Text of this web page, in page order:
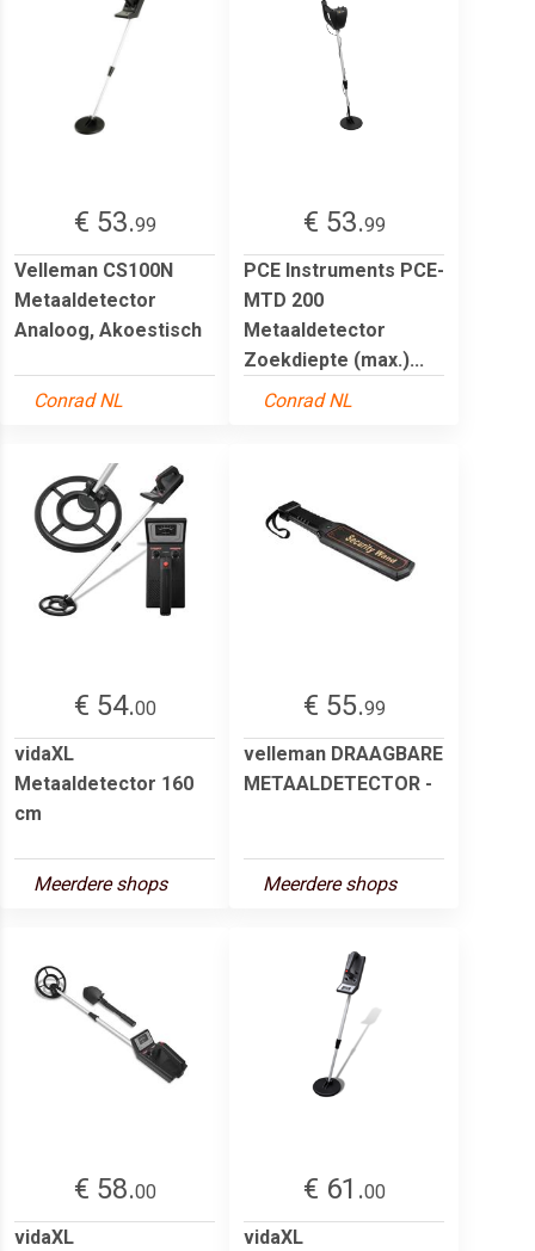
€ 53.99
Velleman CS100N
Metaaldetector
Analoog, Akoestisch
Conrad NL
€ 53.99
PCE Instruments PCE-
MTD 200
Metaaldetector
Zoekdiepte (max.)...
Conrad NL
€ 54.00
vidaXL
Metaaldetector 160
cm
Meerdere shops
€ 55.99
velleman DRAAGBARE
METAALDETECTOR -
Meerdere shops
€ 58.00
vidaXL
€ 61.00
vidaXL